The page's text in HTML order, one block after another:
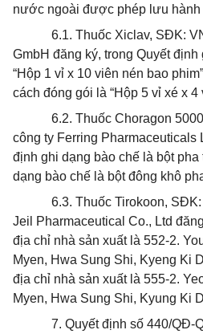
nước ngoài được phép lưu hành
6.1. Thuốc Xiclav, SĐK:
GmbH đăng ký, trong Quyết
“Hộp 1 vỉ x 10 viên nén bao
cách đóng gói là “Hộp 5 vỉ xé x 4
6.2. Thuốc Choragon
công ty Ferring Pharmaceuticals
định ghi dạng bào chế là bột
dạng bào chế là bột đông khô
6.3. Thuốc Tirokoon,
Jeil Pharmaceutical Co., Ltd
địa chỉ nhà sản xuất là 552-2.
Myen, Hwa Sung Shi, Kyeng Ki
địa chỉ nhà sản xuất là 555-2.
Myen, Hwa Sung Shi, Kyung Ki
7. Quyết định số 440/QĐ-